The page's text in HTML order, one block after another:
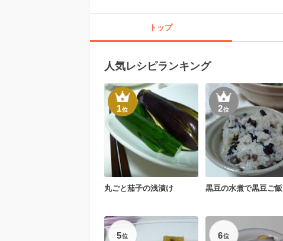
トップ
人気レシピランキング
1位
丸ごと茄子の浅漬け
2位
黒豆の水煮で黒豆ご飯
5位 6位